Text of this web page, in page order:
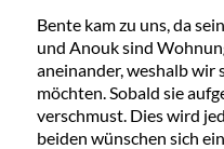
Bente kam zu uns, da
und Anouk sind
aneinander, weshalb
möchten. Sobald sie
verschmust. Dies wird
beiden wünschen sich